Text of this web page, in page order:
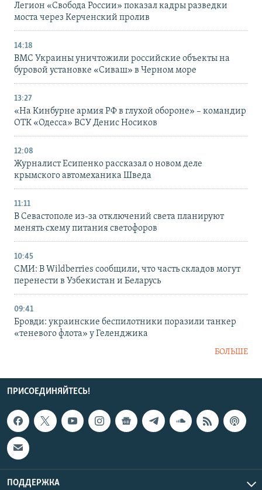
Легион «Свобода России» показал кадры разведки
моста через Керченский пролив
14:18
ВМС Украины уничтожили российские объекты на
буровой установке «Сиваш» в Черном море
13:27
«На Кинбурне армия РФ в глухой обороне» – командир
ОТК «Одесса» ВСУ Денис Носиков
12:08
Журналист Есипенко рассказал о новом деле
крымского автомеханика Шведа
11:11
В Севастополе из-за отключений света планируют
менять схему питания светофоров
10:45
СМИ: В Wildberries сообщили, что часть складов могут
перенести в Узбекистан и Беларусь
09:41
Бровди: украинские беспилотники поразили танкер
«теневого флота» у Геленджика
БОЛЬШЕ
ПРИСОЕДИНЯЙТЕСЬ!
ПОДДЕРЖКА